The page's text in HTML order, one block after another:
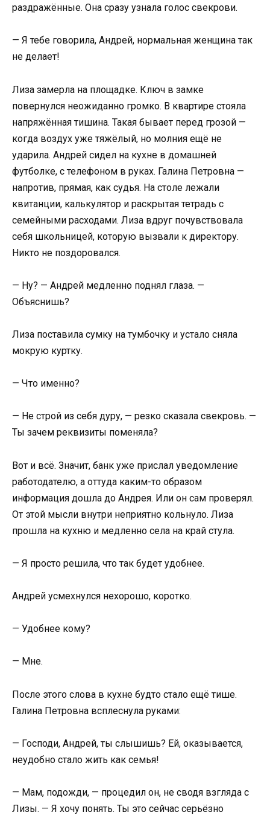
раздражённые. Она сразу узнала голос свекрови.
— Я тебе говорила, Андрей, нормальная женщина так
не делает!
Лиза замерла на площадке. Ключ в замке
повернулся неожиданно громко. В квартире стояла
напряжённая тишина. Такая бывает перед грозой —
когда воздух уже тяжёлый, но молния ещё не
ударила. Андрей сидел на кухне в домашней
футболке, с телефоном в руках. Галина Петровна —
напротив, прямая, как судья. На столе лежали
квитанции, калькулятор и раскрытая тетрадь с
семейными расходами. Лиза вдруг почувствовала
себя школьницей, которую вызвали к директору.
Никто не поздоровался.
— Ну? — Андрей медленно поднял глаза. —
Объяснишь?
Лиза поставила сумку на тумбочку и устало сняла
мокрую куртку.
— Что именно?
— Не строй из себя дуру, — резко сказала свекровь. —
Ты зачем реквизиты поменяла?
Вот и всё. Значит, банк уже прислал уведомление
работодателю, а оттуда каким-то образом
информация дошла до Андрея. Или он сам проверял.
От этой мысли внутри неприятно кольнуло. Лиза
прошла на кухню и медленно села на край стула.
— Я просто решила, что так будет удобнее.
Андрей усмехнулся нехорошо, коротко.
— Удобнее кому?
— Мне.
После этого слова в кухне будто стало ещё тише.
Галина Петровна всплеснула руками:
— Господи, Андрей, ты слышишь? Ей, оказывается,
неудобно стало жить как семья!
— Мам, подожди, — процедил он, не сводя взгляда с
Лизы. — Я хочу понять. Ты это сейчас серьёзно